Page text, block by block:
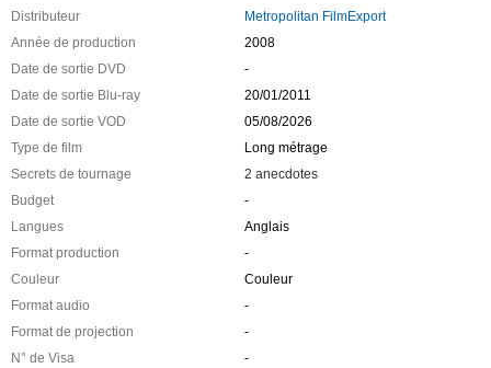
Distributeur
Metropolitan FilmExport
Année de production
2008
Date de sortie DVD
-
Date de sortie Blu-ray
20/01/2011
Date de sortie VOD
05/08/2026
Type de film
Long métrage
Secrets de tournage
2 anecdotes
Budget
-
Langues
Anglais
Format production
-
Couleur
Couleur
Format audio
-
Format de projection
-
N° de Visa
-